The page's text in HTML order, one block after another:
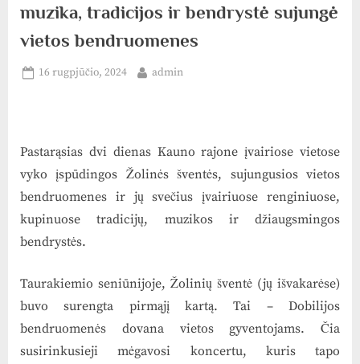
muzika, tradicijos ir bendrystė sujungė
vietos bendruomenes
Posted
16 rugpjūčio, 2024 By
admin
Pastarąsias dvi dienas Kauno rajone įvairiose vietose
vyko įspūdingos Žolinės šventės, sujungusios vietos
bendruomenes ir jų svečius įvairiuose renginiuose,
kupinuose tradicijų, muzikos ir džiaugsmingos
bendrystės.
Taurakiemio seniūnijoje, Žolinių šventė (jų išvakarėse)
buvo surengta pirmąjį kartą. Tai – Dobilijos
bendruomenės dovana vietos gyventojams. Čia
susirinkusieji mėgavosi koncertu, kuris tapo